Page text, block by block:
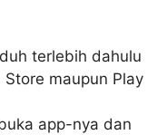
terlebih dahulu
maupun Play
app-nya dan